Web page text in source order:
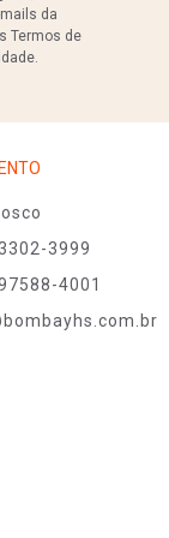
da
Termos de
3999
4001